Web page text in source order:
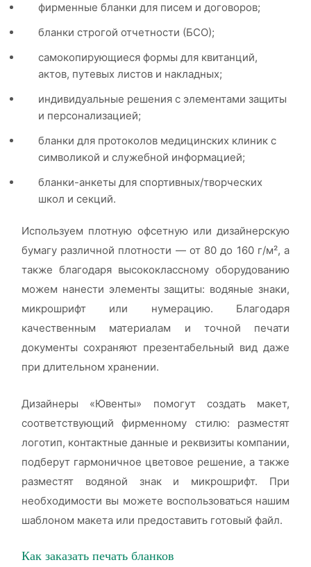
фирменные бланки для писем и договоров;
бланки строгой отчетности (БСО);
самокопирующиеся формы для квитанций,
актов, путевых листов и накладных;
индивидуальные решения с элементами защиты
и персонализацией;
бланки для протоколов медицинских клиник с
символикой и служебной информацией;
бланки-анкеты для спортивных/творческих
школ и секций.
Используем плотную офсетную или дизайнерскую
бумагу различной плотности — от 80 до 160 г/м², а
также благодаря высококлассному оборудованию
можем нанести элементы защиты: водяные знаки,
микрошрифт или нумерацию. Благодаря
качественным материалам и точной печати
документы сохраняют презентабельный вид даже
при длительном хранении.
Дизайнеры «Ювенты» помогут создать макет,
соответствующий фирменному стилю: разместят
логотип, контактные данные и реквизиты компании,
подберут гармоничное цветовое решение, а также
разместят водяной знак и микрошрифт. При
необходимости вы можете воспользоваться нашим
шаблоном макета или предоставить готовый файл.
Как заказать печать бланков